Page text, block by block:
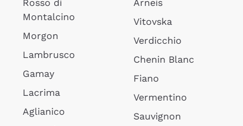
Rosso di
Montalcino
Morgon
Lambrusco
Gamay
Lacrima
Aglianico
Arneis
Vitovska
Verdicchio
Chenin Blanc
Fiano
Vermentino
Sauvignon